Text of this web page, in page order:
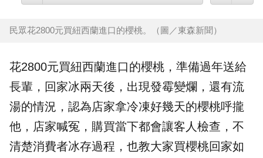
民眾花2800元買紐西蘭進口的櫻桃。（圖／東森新聞）
花2800元買紐西蘭進口的櫻桃 ，準備過年送給
長輩，回家冰兩天後，出現發霉變爛，還有流
湯的情況，認為店家拿冷凍好幾天的櫻桃呼攏
他，店家喊冤，購買當下都會讓客人檢查，不
清楚消費者冰存過程，也教大家買櫻桃回家如